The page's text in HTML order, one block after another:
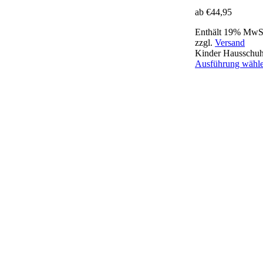
ab €44,95
Enthält 19%
zzgl. Versand
Kinder
Ausführung